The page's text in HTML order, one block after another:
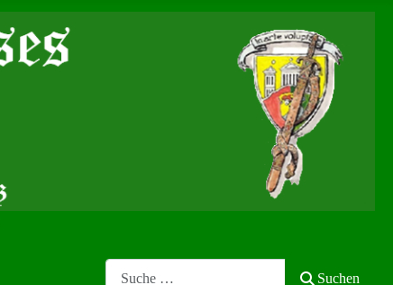
Suchen